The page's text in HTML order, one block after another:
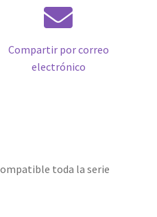
Compartir por correo
electrónico
toda la serie